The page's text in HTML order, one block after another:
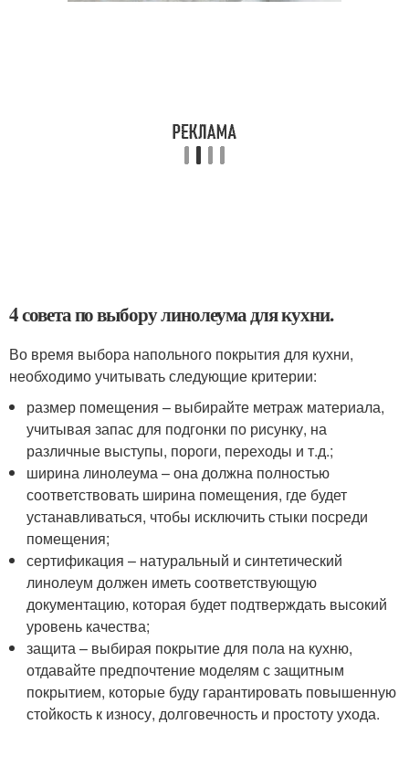
4 совета по выбору линолеума для кухни.
Во время выбора напольного покрытия для кухни,
необходимо учитывать следующие критерии:
размер помещения – выбирайте метраж материала,
учитывая запас для подгонки по рисунку, на
различные выступы, пороги, переходы и т.д.;
ширина линолеума – она должна полностью
соответствовать ширина помещения, где будет
устанавливаться, чтобы исключить стыки посреди
помещения;
сертификация – натуральный и синтетический
линолеум должен иметь соответствующую
документацию, которая будет подтверждать высокий
уровень качества;
защита – выбирая покрытие для пола на кухню,
отдавайте предпочтение моделям с защитным
покрытием, которые буду гарантировать повышенную
стойкость к износу, долговечность и простоту ухода.